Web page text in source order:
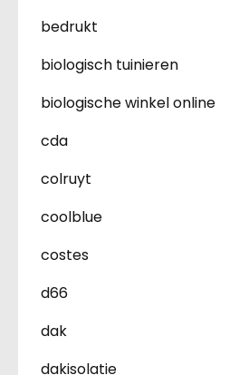
bedrukt
biologisch tuinieren
biologische winkel online
cda
colruyt
coolblue
costes
d66
dak
dakisolatie